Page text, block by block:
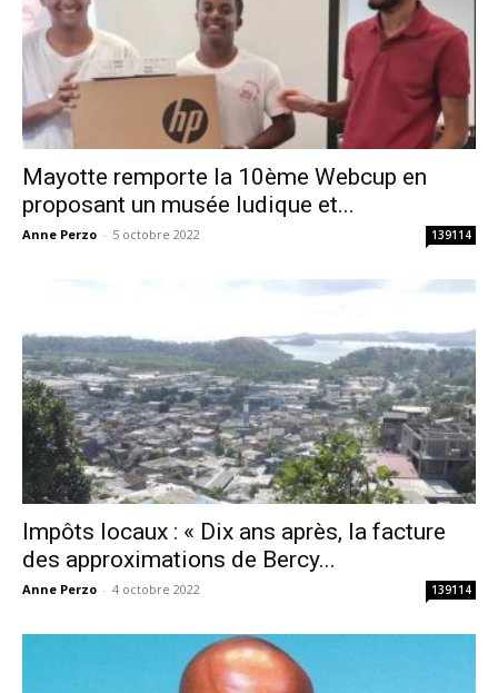
Mayotte remporte la 10ème Webcup en
proposant un musée ludique et...
Anne Perzo - 5 octobre 2022 139114
Impôts locaux : « Dix ans après, la facture
des approximations de Bercy...
Anne Perzo - 4 octobre 2022 139114